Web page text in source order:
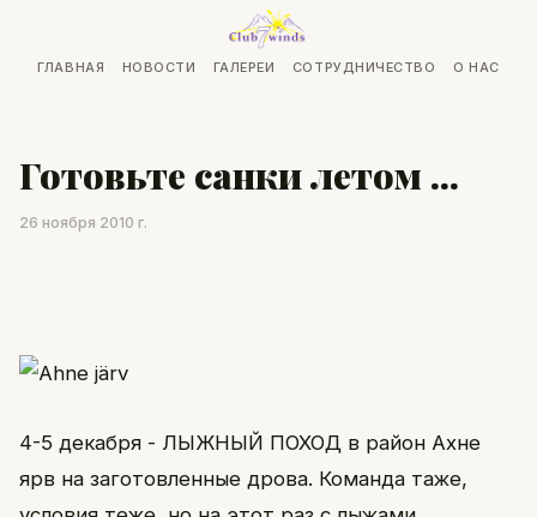
ГЛАВНАЯ НОВОСТИ ГАЛЕРЕИ СОТРУДНИЧЕСТВО О НАС
Готовьте санки летом ...
26 ноября 2010 г.
4-5 декабря - ЛЫЖНЫЙ ПОХОД в район Ахне
ярв на заготовленные дрова. Команда таже,